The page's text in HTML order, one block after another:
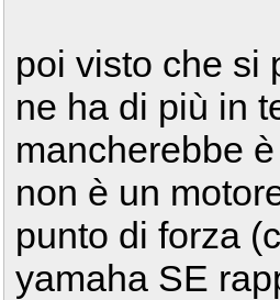
poi visto che si
ne ha di più in
mancherebbe
non è un
punto di forza
yamaha SE